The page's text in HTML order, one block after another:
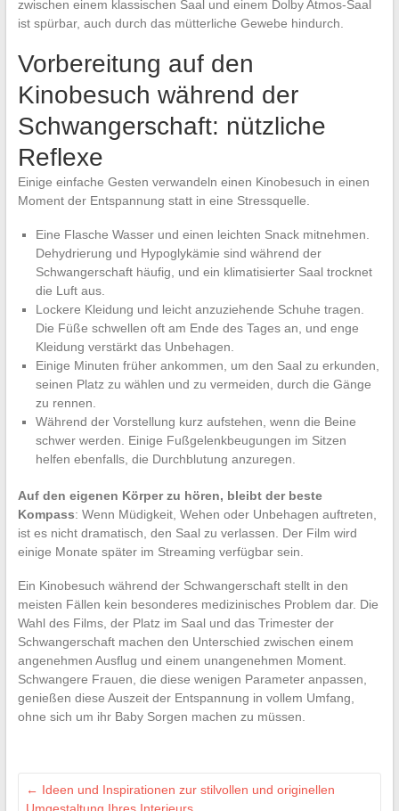
zwischen einem klassischen Saal und einem Dolby Atmos-Saal
ist spürbar, auch durch das mütterliche Gewebe hindurch.
Vorbereitung auf den
Kinobesuch während der
Schwangerschaft: nützliche
Reflexe
Einige einfache Gesten verwandeln einen Kinobesuch in einen
Moment der Entspannung statt in eine Stressquelle.
Eine Flasche Wasser und einen leichten Snack mitnehmen.
Dehydrierung und Hypoglykämie sind während der
Schwangerschaft häufig, und ein klimatisierter Saal trocknet
die Luft aus.
Lockere Kleidung und leicht anzuziehende Schuhe tragen.
Die Füße schwellen oft am Ende des Tages an, und enge
Kleidung verstärkt das Unbehagen.
Einige Minuten früher ankommen, um den Saal zu erkunden,
seinen Platz zu wählen und zu vermeiden, durch die Gänge
zu rennen.
Während der Vorstellung kurz aufstehen, wenn die Beine
schwer werden. Einige Fußgelenkbeugungen im Sitzen
helfen ebenfalls, die Durchblutung anzuregen.
Auf den eigenen Körper zu hören, bleibt der beste
Kompass: Wenn Müdigkeit, Wehen oder Unbehagen auftreten,
ist es nicht dramatisch, den Saal zu verlassen. Der Film wird
einige Monate später im Streaming verfügbar sein.
Ein Kinobesuch während der Schwangerschaft stellt in den
meisten Fällen kein besonderes medizinisches Problem dar. Die
Wahl des Films, der Platz im Saal und das Trimester der
Schwangerschaft machen den Unterschied zwischen einem
angenehmen Ausflug und einem unangenehmen Moment.
Schwangere Frauen, die diese wenigen Parameter anpassen,
genießen diese Auszeit der Entspannung in vollem Umfang,
ohne sich um ihr Baby Sorgen machen zu müssen.
← Ideen und Inspirationen zur stilvollen und originellen